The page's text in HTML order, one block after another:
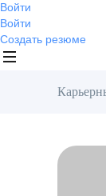
Войти
Войти
Создать резюме